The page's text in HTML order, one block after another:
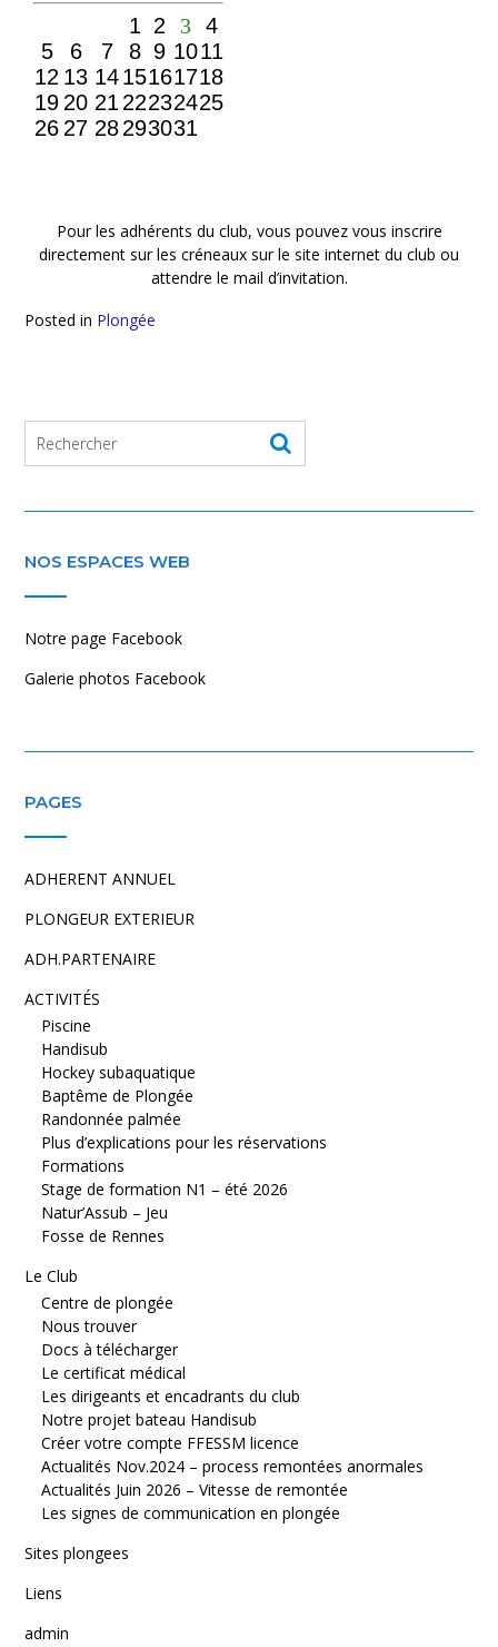
Pour les adhérents du club, vous pouvez vous inscrire
directement sur les créneaux sur le site internet du club ou
attendre le mail d’invitation.
Posted in Plongée
NOS ESPACES WEB
Notre page Facebook
Galerie photos Facebook
PAGES
ADHERENT ANNUEL
PLONGEUR EXTERIEUR
ADH.PARTENAIRE
ACTIVITÉS
Piscine
Handisub
Hockey subaquatique
Baptême de Plongée
Randonnée palmée
Plus d’explications pour les réservations
Formations
Stage de formation N1 – été 2026
Natur’Assub – Jeu
Fosse de Rennes
Le Club
Centre de plongée
Nous trouver
Docs à télécharger
Le certificat médical
Les dirigeants et encadrants du club
Notre projet bateau Handisub
Créer votre compte FFESSM licence
Actualités Nov.2024 – process remontées anormales
Actualités Juin 2026 – Vitesse de remontée
Les signes de communication en plongée
Sites plongees
Liens
admin